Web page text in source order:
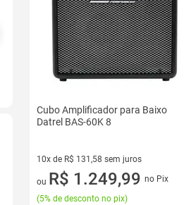
Cubo Amplificador para Baixo
Datrel BAS-60K 8
10x de R$ 131,58 sem juros
10 vez de R$ 131,58 sem juros
ou R$ 1.249,99 no Pix
(5% de desconto no pix)